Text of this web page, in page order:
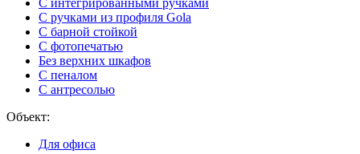
С интегрированными ручками
С ручками из профиля Gola
С барной стойкой
С фотопечатью
Без верхних шкафов
С пеналом
С антресолью
Объект:
Для офиса